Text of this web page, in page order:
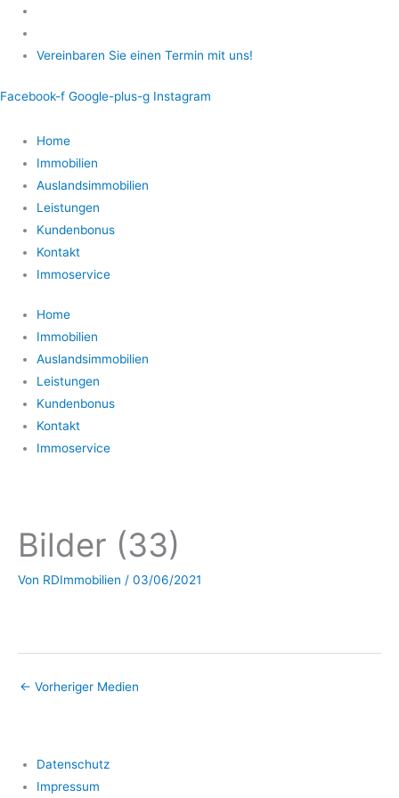
Zum
Inhalt
springenVereinbaren Sie einen Termin mit uns!
Facebook-f Google-plus-g Instagram
Home
Immobilien
Auslandsimmobilien
Leistungen
Kundenbonus
Kontakt
Immoservice
Home
Immobilien
Auslandsimmobilien
Leistungen
Kundenbonus
Kontakt
Immoservice
Bilder (33)
Von RDImmobilien / 03/06/2021
← Vorheriger Medien
Datenschutz
Impressum